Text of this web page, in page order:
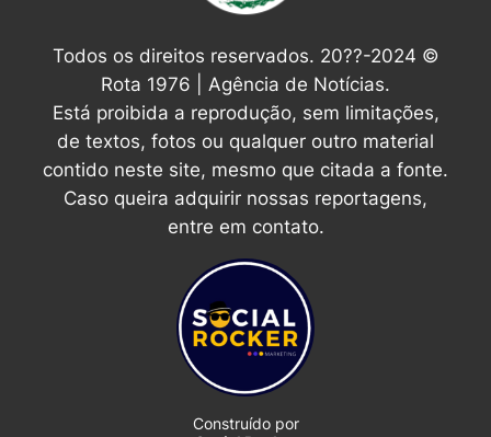
Todos os direitos reservados. 20??-2024 ©
Rota 1976 | Agência de Notícias.
Está proibida a reprodução, sem limitações,
de textos, fotos ou qualquer outro material
contido neste site, mesmo que citada a fonte.
Caso queira adquirir nossas reportagens,
entre em contato.
Construído por